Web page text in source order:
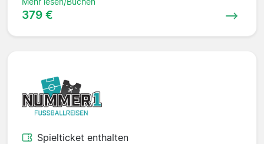
379 €
Spielticket enthalten